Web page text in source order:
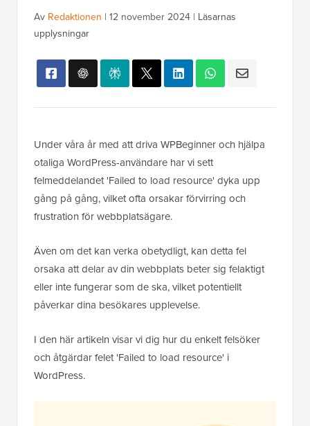
Av Redaktionen | 12 november 2024 | Läsarnas
upplysningar
Under våra år med att driva WPBeginner och hjälpa
otaliga WordPress-användare har vi sett
felmeddelandet 'Failed to load resource' dyka upp
gång på gång, vilket ofta orsakar förvirring och
frustration för webbplatsägare.
Även om det kan verka obetydligt, kan detta fel
orsaka att delar av din webbplats beter sig felaktigt
eller inte fungerar som de ska, vilket potentiellt
påverkar dina besökares upplevelse.
I den här artikeln visar vi dig hur du enkelt felsöker
och åtgärdar felet 'Failed to load resource' i
WordPress.